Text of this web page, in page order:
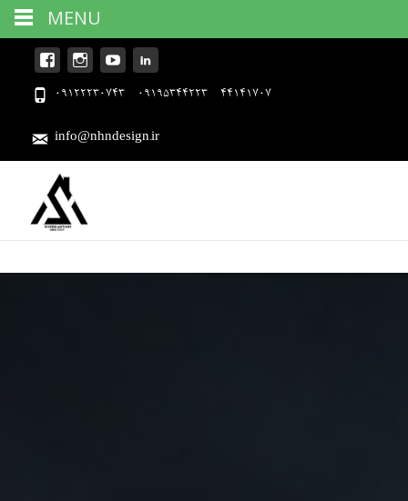
09122230743 - 09195344223 - 44141707
info@nhndesign.ir
MENU